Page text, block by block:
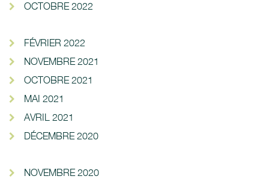
OCTOBRE 2022
FÉVRIER 2022
NOVEMBRE 2021
OCTOBRE 2021
MAI 2021
AVRIL 2021
DÉCEMBRE 2020
NOVEMBRE 2020